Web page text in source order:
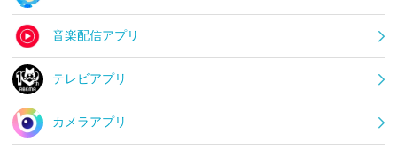
音楽配信アプリ
テレビアプリ
カメラアプリ